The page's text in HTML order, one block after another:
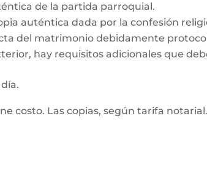
de la partida parroquial.
auténtica dada por la confesión
del matrimonio debidamente
hay requisitos adicionales que
costo. Las copias, según tarifa notarial.